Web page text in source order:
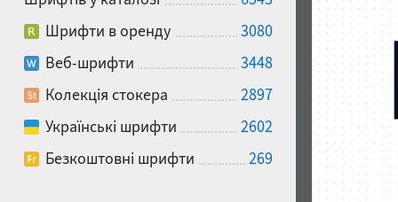
Шрифти в оренду
3080
Веб-шрифти
3448
Колекція стокера
2897
Українські шрифти
2602
Безкоштовні шрифти
269